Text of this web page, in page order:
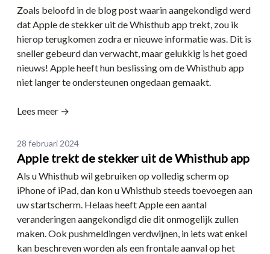
Zoals beloofd in de blog post waarin aangekondigd werd
dat Apple de stekker uit de Whisthub app trekt, zou ik
hierop terugkomen zodra er nieuwe informatie was. Dit is
sneller gebeurd dan verwacht, maar gelukkig is het goed
nieuws! Apple heeft hun beslissing om de Whisthub app
niet langer te ondersteunen ongedaan gemaakt.
Lees meer →
Date
28 februari 2024
Apple trekt de stekker uit de Whisthub app
Als u Whisthub wil gebruiken op volledig scherm op
iPhone of iPad, dan kon u Whisthub steeds toevoegen aan
uw startscherm. Helaas heeft Apple een aantal
veranderingen aangekondigd die dit onmogelijk zullen
maken. Ook pushmeldingen verdwijnen, in iets wat enkel
kan beschreven worden als een frontale aanval op het